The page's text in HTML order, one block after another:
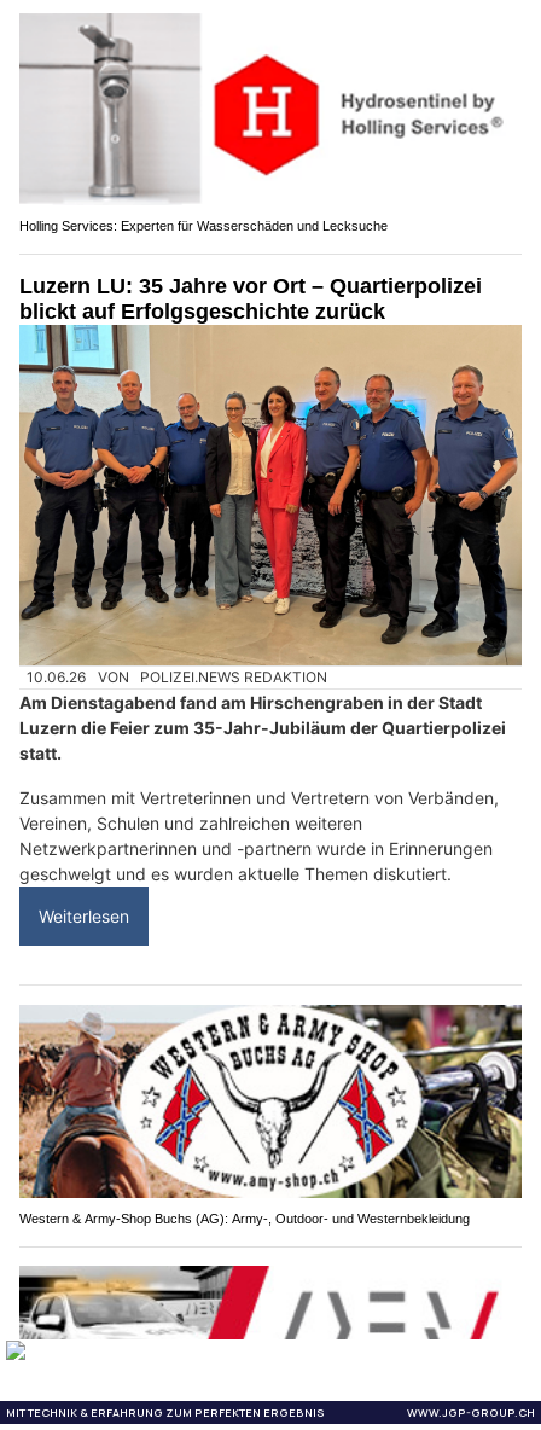
Holling Services: Experten für Wasserschäden und Lecksuche
Luzern LU: 35 Jahre vor Ort – Quartierpolizei
blickt auf Erfolgsgeschichte zurück
10.06.26 VON POLIZEI.NEWS REDAKTION
Am Dienstagabend fand am Hirschengraben in der Stadt
Luzern die Feier zum 35-Jahr-Jubiläum der Quartierpolizei
statt.
Zusammen mit Vertreterinnen und Vertretern von Verbänden,
Vereinen, Schulen und zahlreichen weiteren
Netzwerkpartnerinnen und -partnern wurde in Erinnerungen
geschwelgt und es wurden aktuelle Themen diskutiert.
Weiterlesen
Western & Army-Shop Buchs (AG): Army-, Outdoor- und Westernbekleidung